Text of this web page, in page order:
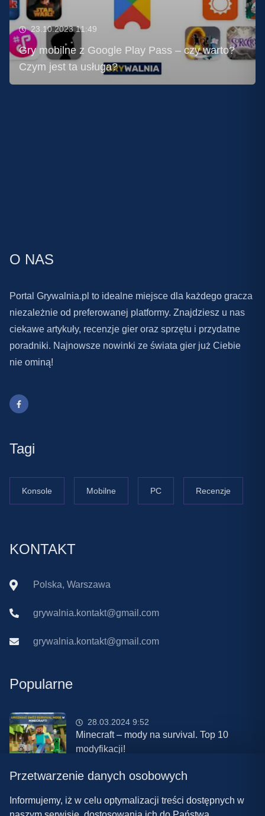
23.10.2023 11:49
Gry mobilne z Google Play Pass – czy warto?
Czym jest ta usługa?
O NAS
Portal Grywalnia.pl to idealne miejsce dla każdego gracza
niezależnie od preferowanej platformy. Znajdziesz u nas
ciekawe artykuły, recenzje gier oraz sprzętu i przydatne
poradniki. Najnowsze nowinki ze świata gier już Ciebie
nie ominą!
Tagi
Konsole Mobilne PC Recenzje
KONTAKT
Polska, Warszawa
grywalnia.kontakt@gmail.com
grywalnia.kontakt@gmail.com
Popularne
28.03.2024 9:52
Minecraft – mody na survival. Top 10
modyfikacji!
08.03.2024 13:28
Najlepsze mody do ETS 2 w 2024 roku –
nowa paczka!
Przetwarzenie danych osobowych
Informujemy, iż w celu optymalizacji treści dostępnych w